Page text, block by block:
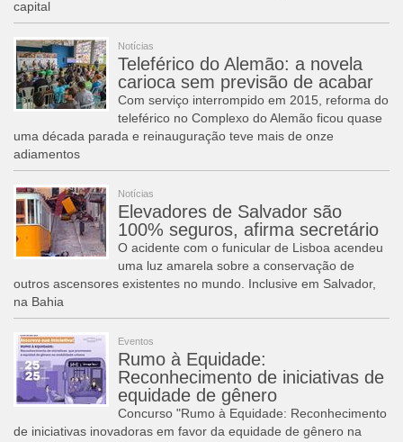
capital
Notícias
Teleférico do Alemão: a novela
carioca sem previsão de acabar
Com serviço interrompido em 2015, reforma do
teleférico no Complexo do Alemão ficou quase
uma década parada e reinauguração teve mais de onze
adiamentos
Notícias
Elevadores de Salvador são
100% seguros, afirma secretário
O acidente com o funicular de Lisboa acendeu
uma luz amarela sobre a conservação de
outros ascensores existentes no mundo. Inclusive em Salvador,
na Bahia
Eventos
Rumo à Equidade:
Reconhecimento de iniciativas de
equidade de gênero
Concurso "Rumo à Equidade: Reconhecimento
de iniciativas inovadoras em favor da equidade de gênero na